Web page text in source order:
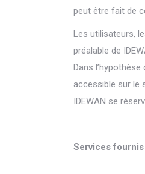
peut être fait de
Les utilisateurs,
préalable de
Dans
accessible sur le
IDEWAN se
Services fournis